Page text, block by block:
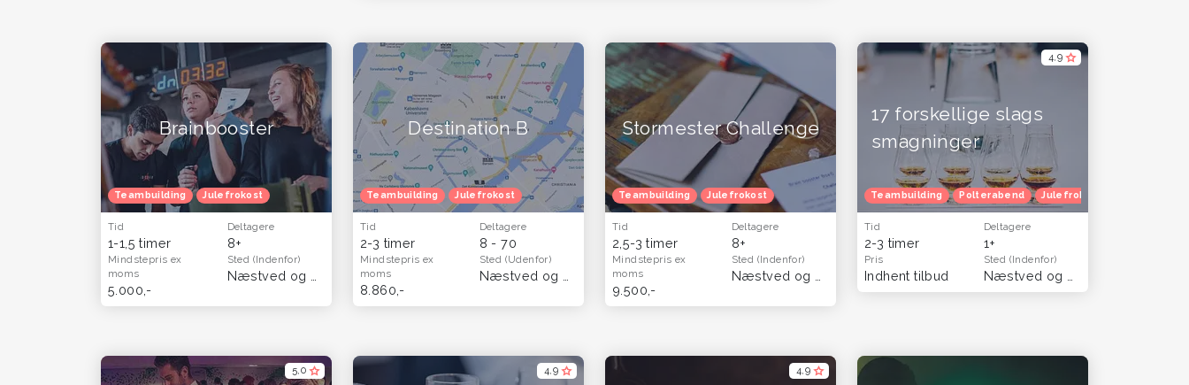
Brainbooster
Teambuilding Julefrokost
Tid
1-1,5 timer
Deltagere
8+
Mindstepris ex
moms
5.000,-
Sted (Indenfor)
Destination B
Teambuilding Julefrokost
Tid
2-3 timer
Deltagere
8 - 70
Mindstepris ex
moms
8.860,-
Sted (Udenfor)
Stormester Challenge
Teambuilding Julefrokost
Tid
2,5-3 timer
Deltagere
8+
Mindstepris ex
moms
9.500,-
Sted (Indenfor)
(Sjælland)
4,9
17 forskellige slags
smagninger
Teambuilding Polterabend Julefrokost
Tid
2-3 timer
Deltagere
1+
Pris
Indhent tilbud
Sted (Indenfor)
5,0 4,9 4,9